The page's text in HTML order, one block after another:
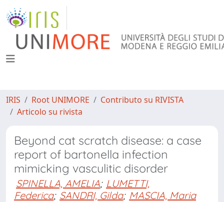
IRIS Root UNIMORE
Contributo su RIVISTA
Articolo su rivista
Beyond cat scratch disease: a case
report of bartonella infection
mimicking vasculitic disorder
SPINELLA, AMELIA; LUMETTI,
Federica; SANDRI, Gilda; MASCIA, Maria